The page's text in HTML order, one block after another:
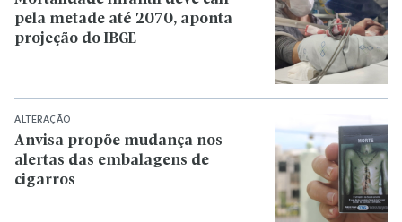
pela metade até 2070, aponta
projeção do IBGE
ALTERAÇÃO
Anvisa propõe mudança nos
alertas das embalagens de
cigarros